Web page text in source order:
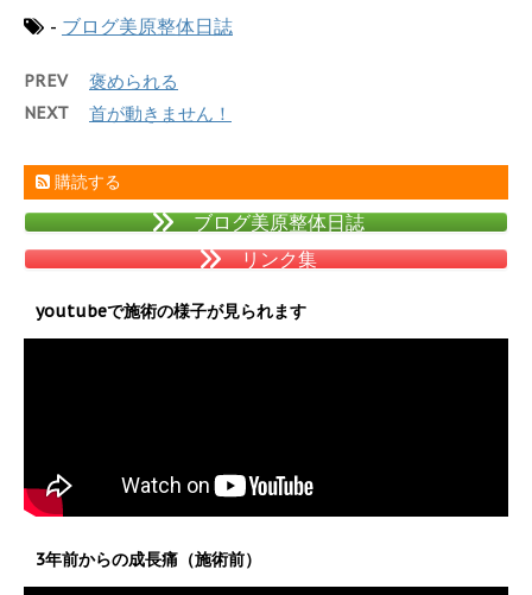
- ブログ美原整体日誌
PREV 褒められる
NEXT 首が動きません！
購読する
ブログ美原整体日誌
リンク集
youtubeで施術の様子が見られます
3年前からの成長痛（施術前）